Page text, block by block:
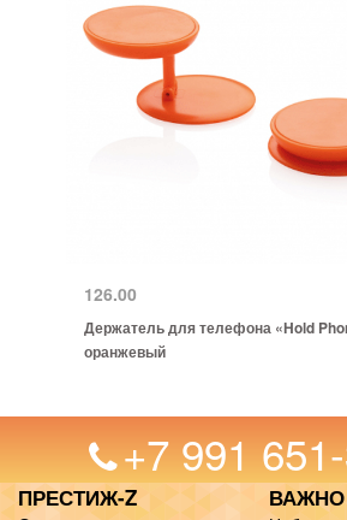
126.00
Держатель для телефона «Hold
оранжевый
+7 991
ПРЕСТИЖ-Z ВАЖНО